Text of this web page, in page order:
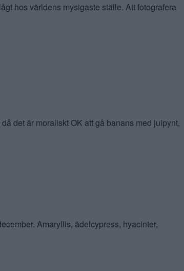
hos världens mysigaste ställe. Att fotografera
det är moraliskt OK att gå banans med julpynt,
Amaryllis, ädelcypress, hyacinter,